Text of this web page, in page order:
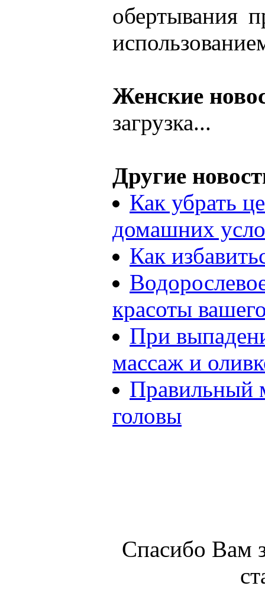
обертывания
Женские
загрузка...
Другие
Как убрать
домашних
Как
красоты
При
массаж и
Правильный
головы
Спасибо Вам